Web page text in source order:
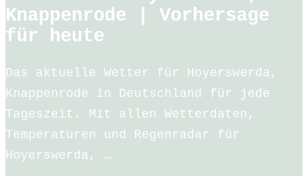
Knappenrode | Vorhersage
für heute
Das aktuelle Wetter für Hoyerswerda,
Knappenrode in Deutschland für jede
Tageszeit. Mit allen Wetterdaten,
Temperaturen und Regenradar für
Hoyerswerda, …